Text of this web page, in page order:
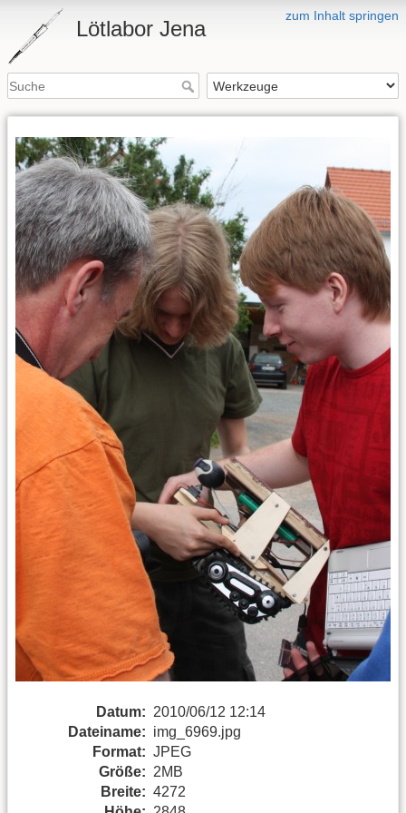
zum Inhalt springen
Lötlabor Jena
Datum: 2010/06/12 12:14
Dateiname: img_6969.jpg
Format: JPEG
Größe: 2MB
Breite: 4272